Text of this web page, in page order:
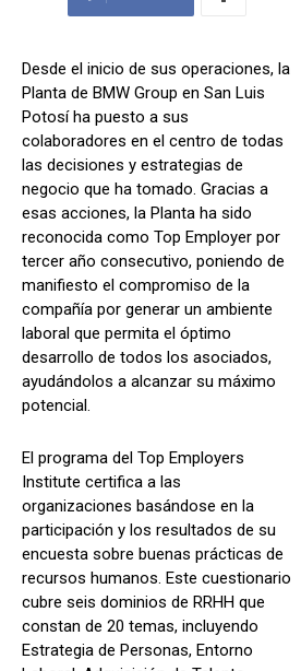
Desde el inicio de sus operaciones, la
Planta de BMW Group en San Luis
Potosí ha puesto a sus
colaboradores en el centro de todas
las decisiones y estrategias de
negocio que ha tomado. Gracias a
esas acciones, la Planta ha sido
reconocida como Top Employer por
tercer año consecutivo, poniendo de
manifiesto el compromiso de la
compañía por generar un ambiente
laboral que permita el óptimo
desarrollo de todos los asociados,
ayudándolos a alcanzar su máximo
potencial.
El programa del Top Employers
Institute certifica a las
organizaciones basándose en la
participación y los resultados de su
encuesta sobre buenas prácticas de
recursos humanos. Este cuestionario
cubre seis dominios de RRHH que
constan de 20 temas, incluyendo
Estrategia de Personas, Entorno